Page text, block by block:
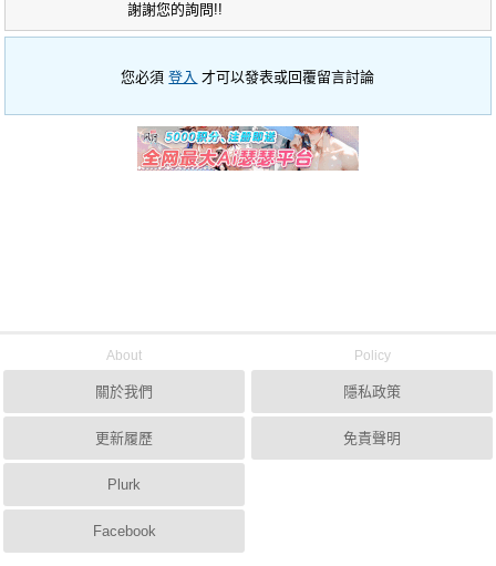
謝謝您的詢問!!
您必須登入 才可以發表或回覆留言討論
About
關於我們
更新履歷
Plurk
Facebook
Policy
隱私政策
免責聲明